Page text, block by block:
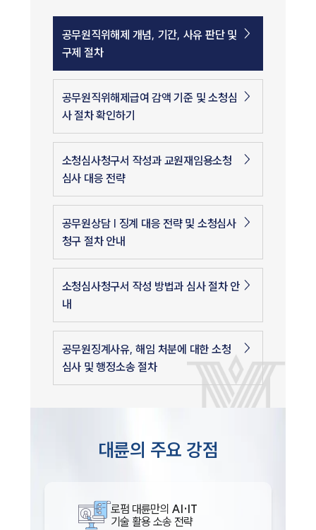
공무원직위해제 개념, 기간, 사유 판단 및
구제 절차
공무원직위해제급여 감액 기준 및 소청심
사 절차 확인하기
소청심사청구서 작성과 교원재임용소청
심사 대응 전략
공무원상담 | 징계 대응 전략 및 소청심사
청구 절차 안내
소청심사청구서 작성 방법과 심사 절차 안
내
공무원징계사유, 해임 처분에 대한 소청
심사 및 행정소송 절차
대륜의 주요 강점
로펌 대륜만의 AI·IT
기술 활용 소송 전략